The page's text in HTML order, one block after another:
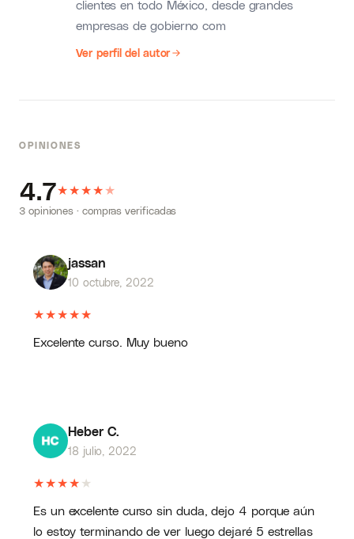
clientes en todo México, desde grandes
empresas de gobierno com
Ver perfil del autor
OPINIONES
4.7★★★★ ★
3 opiniones · compras verificadas
jassan
10 octubre, 2022
★★★★★
Excelente curso. Muy bueno
Heber C.
18 julio, 2022
★★★★ ★
Es un excelente curso sin duda, dejo 4 porque aún
lo estoy terminando de ver luego dejaré 5 estrellas